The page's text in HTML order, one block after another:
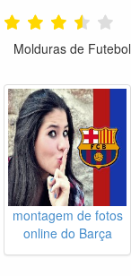
Molduras de Futebol
montagem de fotos
online do Barça